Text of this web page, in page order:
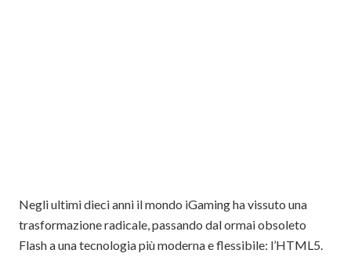
Negli ultimi dieci anni il mondo iGaming ha vissuto una
trasformazione radicale, passando dal ormai obsoleto
Flash a una tecnologia più moderna e flessibile: l’HTML5.